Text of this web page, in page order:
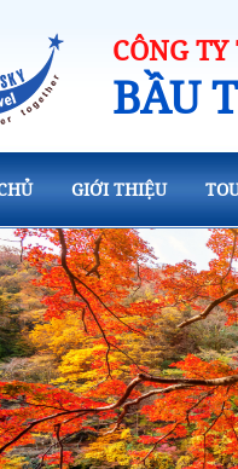
CÔNG
BẦU
GIỚI THIỆU